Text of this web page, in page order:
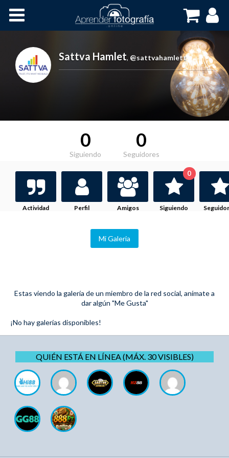
Cursos OnLine
Sattva Hamlet, @sattvahamlett
0
Siguiendo
0
Seguidores
Actividad Perfil Amigos Siguiendo
0
Mi Galeria
Estas viendo la galería de un miembro de la red social, anímate a
dar algún "Me Gusta"
¡No hay galerías disponibles!
QUIÉN ESTÁ EN LÍNEA (MÁX. 30 VISIBLES)